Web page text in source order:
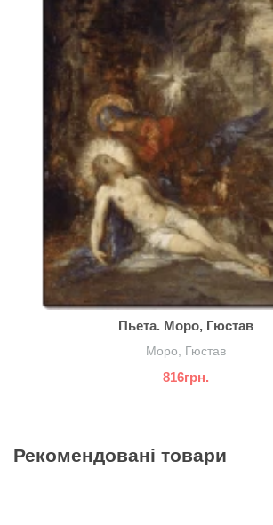
Пьета. Моро, Гюстав
Моро, Гюстав
816грн.
Рекомендовані товари